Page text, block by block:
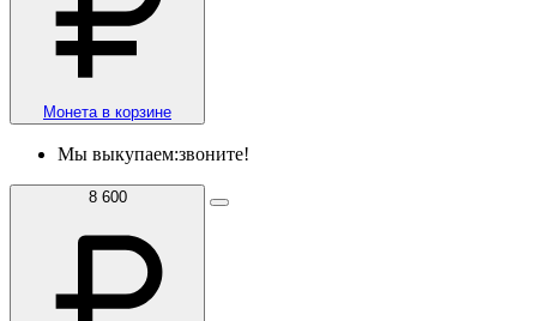
Монета в корзине
Мы выкупаем:звоните!
8 600